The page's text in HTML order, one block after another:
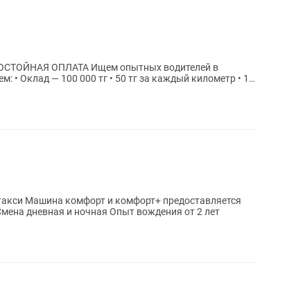
опытных водителей в
зарплата ежедневно 50/50 Смена дневная и ночная Опыт вождения от 2 лет